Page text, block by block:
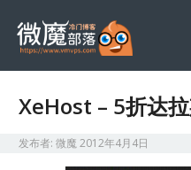
XeHost – 5折达拉
发布者:微魔2012年4月4日